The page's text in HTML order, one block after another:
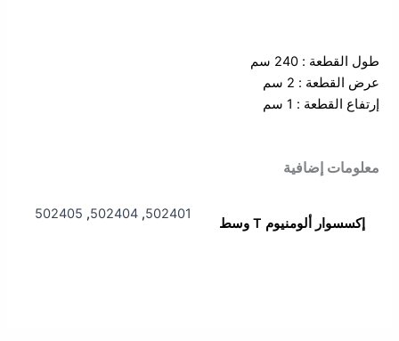
طول القطعة : 240 سم
عرض القطعة : 2 سم
إرتفاع القطعة : 1 سم
معلومات إضافية
إكسسوار ألومنيوم T وسط
502401
,
502404
,
502405